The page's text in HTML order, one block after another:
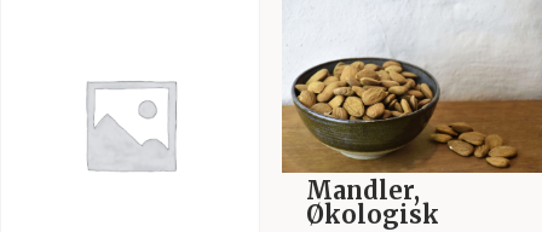
Mandler,
Økologisk